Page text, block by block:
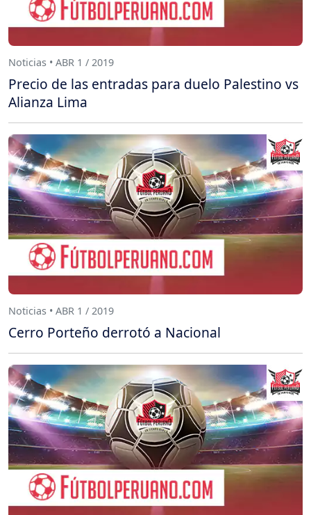
Noticias • ABR 1 / 2019
Precio de las entradas para duelo Palestino vs
Alianza Lima
Noticias • ABR 1 / 2019
Cerro Porteño derrotó a Nacional